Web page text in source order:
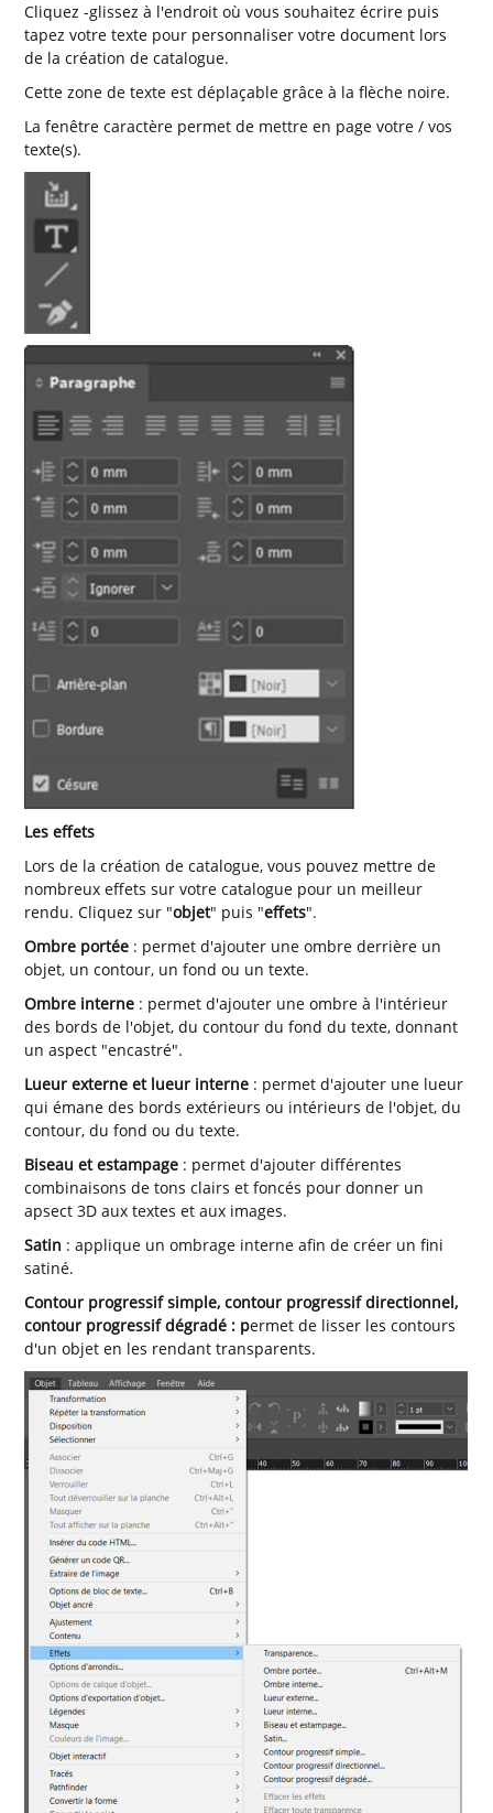
Cliquez -glissez à l'endroit où vous souhaitez écrire puis
tapez votre texte pour personnaliser votre document lors
de la création de catalogue.
Cette zone de texte est déplaçable grâce à la flèche noire.
La fenêtre caractère permet de mettre en page votre / vos
texte(s).
Les effets
Lors de la création de catalogue, vous pouvez mettre de
nombreux effets sur votre catalogue pour un meilleur
rendu. Cliquez sur "objet" puis "effets".
Ombre portée : permet d'ajouter une ombre derrière un
objet, un contour, un fond ou un texte.
Ombre interne : permet d'ajouter une ombre à l'intérieur
des bords de l'objet, du contour du fond du texte, donnant
un aspect "encastré".
Lueur externe et lueur interne : permet d'ajouter une lueur
qui émane des bords extérieurs ou intérieurs de l'objet, du
contour, du fond ou du texte.
Biseau et estampage : permet d'ajouter différentes
combinaisons de tons clairs et foncés pour donner un
apsect 3D aux textes et aux images.
Satin : applique un ombrage interne afin de créer un fini
satiné.
Contour progressif simple, contour progressif directionnel,
contour progressif dégradé : permet de lisser les contours
d'un objet en les rendant transparents.